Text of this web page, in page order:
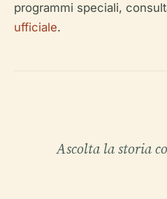
programmi speciali,
ufficiale.
Ascolta la storia